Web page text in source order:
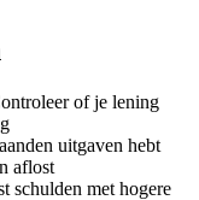
of je lening
uitgaven hebt
aflost
schulden met hogere